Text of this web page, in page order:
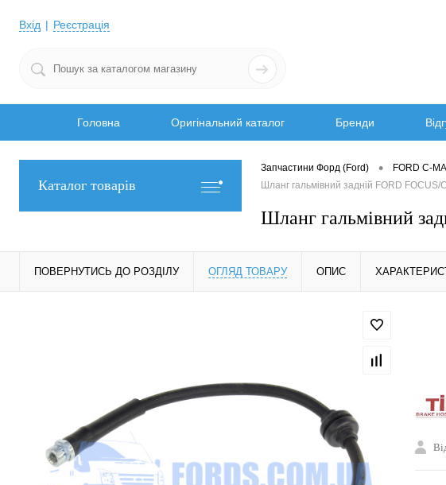
Вхід Реєстрація
Головна Оригінальний каталог Бренди
Каталог товарів
Запчастини Форд (Ford) • FORD C-
Шланг гальмівний задній FORD
Шланг гальмівний
ПОВЕРНУТИСЬ ДО РОЗДІЛУ ОГЛЯД ТОВАРУ ОПИС